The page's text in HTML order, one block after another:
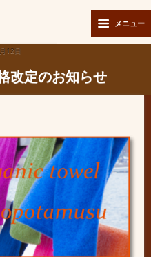
メニュー
12日
改定のお知らせ